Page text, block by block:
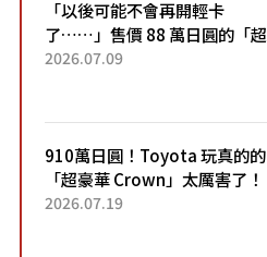
「以後可能不會再開輕卡
了……」售價 88 萬日圓的「超
迷你輕型貨車」引發兩極評
了！...
2026.07.09
910萬日圓！Toyota 玩真的的
「超豪華 Crown」太厲害了！
採用由「匠人技藝」打造的
2026.07.19